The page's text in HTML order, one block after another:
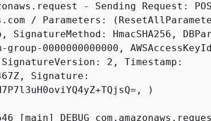
- Sending Request:
/ Parameters:
SignatureMethod: HmacSHA256,
0000000000000, AWSAccessKeyId:
2, Timestamp:
Signature:
)
[main] DEBUG